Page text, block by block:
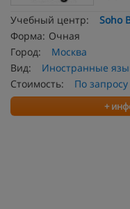
Учебный центр:
Soho
Форма: Очная
Город:
Москва
Вид:
Иностранные
Стоимость:
По запросу
+